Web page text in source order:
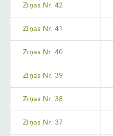
Ziņas Nr. 42
Ziņas Nr. 41
Ziņas Nr. 40
Ziņas Nr. 39
Ziņas Nr. 38
Ziņas Nr. 37